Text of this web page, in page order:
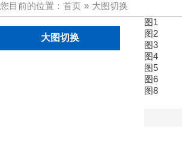
您目前的位置： 首页 » 大图切换
大图切换
图1
图2
图3
图4
图5
图6
图8